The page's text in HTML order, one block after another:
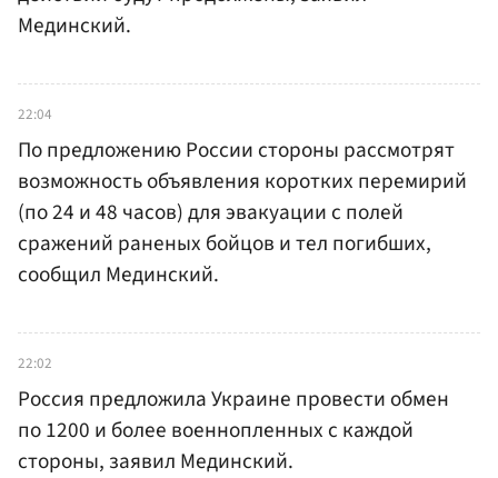
Мединский.
22:04
По предложению России стороны рассмотрят
возможность объявления коротких перемирий
(по 24 и 48 часов) для эвакуации с полей
сражений раненых бойцов и тел погибших,
сообщил Мединский.
22:02
Россия предложила Украине провести обмен
по 1200 и более военнопленных с каждой
стороны, заявил Мединский.